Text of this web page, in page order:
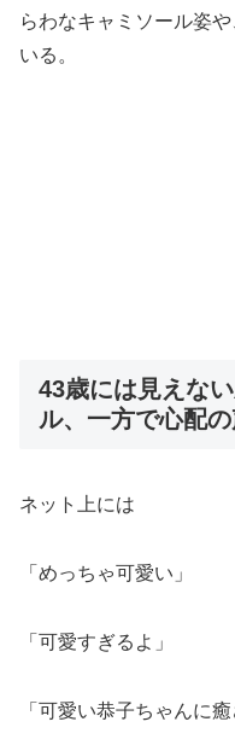
らわなキャミソール姿
いる。
43歳には見えな
ル、一方で心配
ネット上には
「めっちゃ可愛い」
「可愛すぎるよ」
「可愛い恭子ちゃんに癒